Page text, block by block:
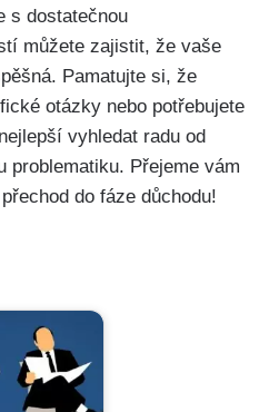
s dostatečnou
můžete zajistit, že vaše
Pamatujte si, že
otázky nebo potřebujete
vyhledat radu od
problematiku. Přejeme vám
do fáze důchodu!